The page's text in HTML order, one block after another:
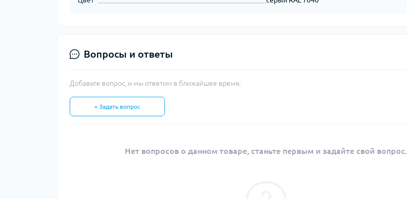
Вопросы и ответы
Добавьте вопрос, и мы ответим в ближайшее время.
+ Задать вопрос
Нет вопросов о данном товаре, станьте первым и задайте свой вопрос.